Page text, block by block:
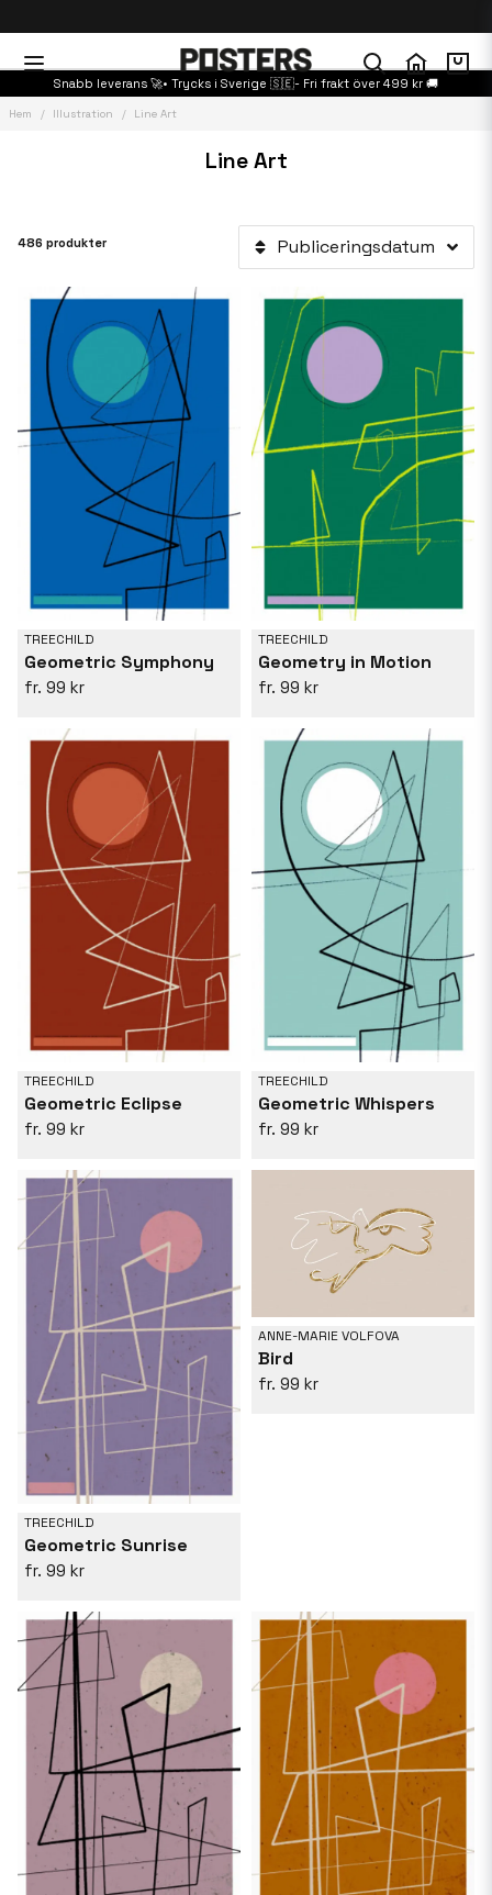
Snabb leverans 🚀• Trycks i Sverige 🇸🇪- Fri frakt över 499 kr 🚚
Hem Illustration Line Art
Line Art
486 produkter Publiceringsdatum
TREECHILD
Geometric Symphony
99 kr
TREECHILD
Geometry in Motion
99 kr
TREECHILD
Geometric Eclipse
99 kr
TREECHILD
Geometric Whispers
99 kr
TREECHILD
Geometric Sunrise
99 kr
ANNE-MARIE VOLFOVA
Bird
99 kr